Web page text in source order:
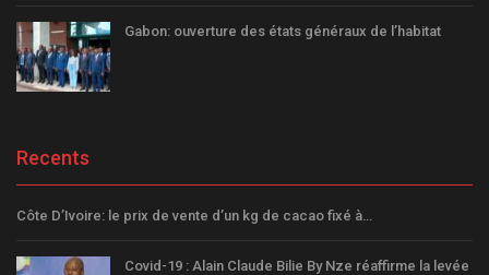
Gabon: ouverture des états généraux de l’habitat
Recents
Côte D’Ivoire: le prix de vente d’un kg de cacao fixé à…
Covid-19 : Alain Claude Bilie By Nze réaffirme la levée